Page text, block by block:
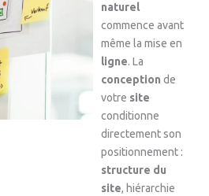
naturel
commence avant
même la mise en
ligne. La
conception de
votre site
conditionne
directement son
positionnement :
structure du
site, hiérarchie